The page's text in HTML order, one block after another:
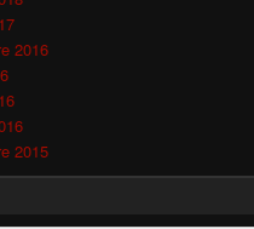
2016
2015